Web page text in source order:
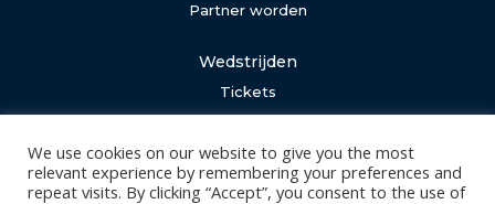
Partner worden
Wedstrijden
Tickets
Abonnementen
Algemeen
We use cookies on our website to give you the most
relevant experience by remembering your preferences and
repeat visits. By clicking “Accept”, you consent to the use of